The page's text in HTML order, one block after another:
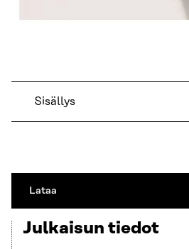
Sisällys
Lataa
Julkaisun tiedot